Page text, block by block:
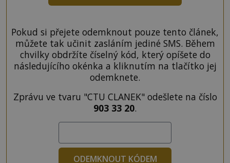
Pokud si přejete odemknout pouze tento článek,
můžete tak učinit zasláním jediné SMS. Během
chvilky obdržíte číselný kód, který opíšete do
následujícího okénka a kliknutím na tlačítko jej
odemknete.
Zprávu ve tvaru "CTU CLANEK" odešlete na číslo
903 33 20.
ODEMKNOUT KÓDEM